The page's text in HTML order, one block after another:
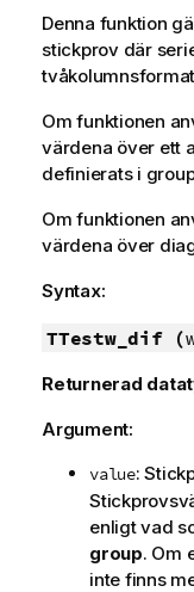
Denna funktion
stickprov där
Om funktionen
värdena över ett
definierats i
Om funktionen
värdena över
Syntax:
TTestw_dif (
Returnerad
Argument:
value:
enligt vad
group. Om
inte finns